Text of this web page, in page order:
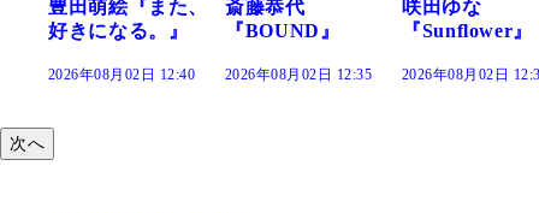
斎藤恭代
『BOUND』
2026年08月02日 12:35
咲田ゆな
『Sunflower』
2026年08月02日 12:30
藤水咲桜『花
だまり』
2026年08月02日
次へ